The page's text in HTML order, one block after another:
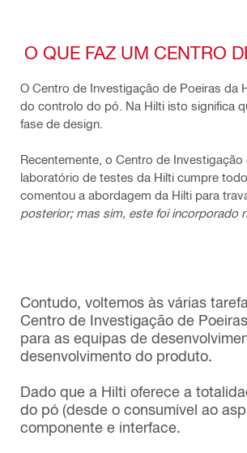
O QUE FAZ UM CENTRO
O Centro de Investigação de Poeiras da
do controlo do pó. Na Hilti isto significa
fase de design.
Recentemente, o Centro de
laboratório de testes da Hilti cumpre
comentou a abordagem da Hilti para
posterior; mas sim, este foi incorporado
Contudo, voltemos às várias
Centro de Investigação de
para as equipas de
desenvolvimento do produto.
Dado que a Hilti oferece a
do pó (desde o consumível ao
componente e interface.